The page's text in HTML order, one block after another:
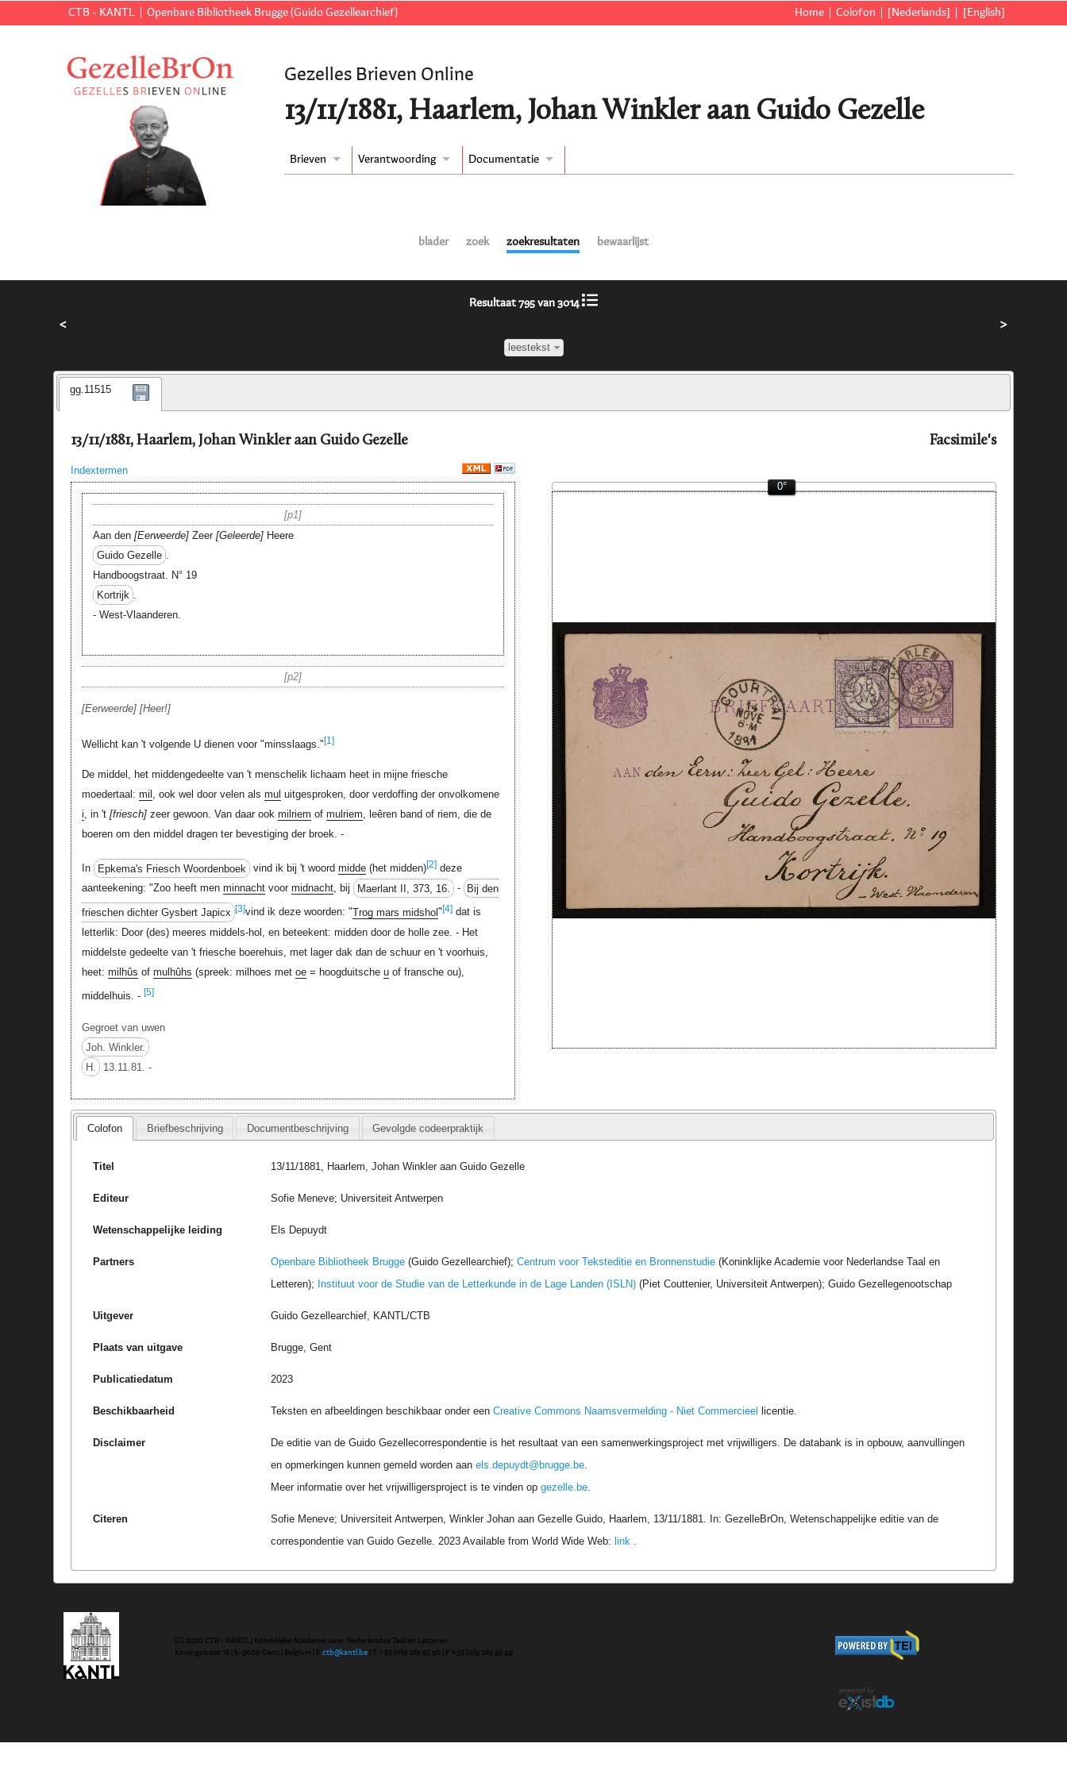
CTB - KANTL Openbare Bibliotheek Brugge (Guido Gezellearchief) Home Colofon [Nederlands] [English]
Gezelles Brieven Online
13/11/1881, Haarlem, Johan Winkler aan Guido Gezelle
Brieven Verantwoording Documentatie
blader zoek zoekresultaten bewaarlijst
<
Resultaat 795 van 3014
leestekst
>
gg.11515
13/11/1881, Haarlem, Johan Winkler aan Guido Gezelle
Indextermen
Facsimile's
p1
Aan den Eerweerde Zeer Geleerde Heere
Guido Gezelle .
Handboogstraat. N° 19
Kortrijk .
- West-Vlaanderen.
p2
Eerweerde Heer!
Wellicht kan 't volgende U dienen voor "minsslaags."[1]
De middel, het middengedeelte van 't menschelik lichaam heet in mijne friesche
moedertaal: mil , ook wel door velen als mul uitgesproken, door verdoffing der onvolkomene
i, in 't friesch zeer gewoon. Van daar ook milriem of mulriem, leêren band of riem, die de
boeren om den middel dragen ter bevestiging der broek. -
In Epkema's Friesch Woordenboek vind ik bij 't woord midde(het midden)[2]deze
aanteekening: "Zoo heeft men minnachtvoor midnacht, bij Maerlant II, 373, 16. - Bij den
frieschen dichter Gysbert Japicx [3]vind ik deze woorden: "Trog mars midshol"[4]dat is
letterlik: Door (des) meeres middels-hol, en beteekent: midden door de holle zee. - Het
middelste gedeelte van 't friesche boerehuis, met lager dak dan de schuur en 't voorhuis,
heet: milhûs of mulhûhs (spreek: milhoes met oe= hoogduitsche uof fransche ou),
middelhuis. - [5]
Gegroet van uwen
Joh. Winkler.
H. 13.11.81. -
0°
Colofon Briefbeschrijving Documentbeschrijving Gevolgde codeerpraktijk
Titel 13/11/1881, Haarlem, Johan Winkler aan Guido Gezelle
Editeur Sofie Meneve; Universiteit Antwerpen
Wetenschappelijke leiding Els Depuydt
Partners Openbare Bibliotheek Brugge (Guido Gezellearchief);Centrum voor Teksteditie en Bronnenstudie (Koninklijke Academie voor Nederlandse Taal en
Letteren); Instituut voor de Studie van de Letterkunde in de Lage Landen (ISLN) (Piet Couttenier, Universiteit Antwerpen); Guido Gezellegenootschap
Uitgever Guido Gezellearchief, KANTL/CTB
Plaats van uitgave Brugge, Gent
Publicatiedatum 2023
Beschikbaarheid Teksten en afbeeldingen beschikbaar onder eenCreative Commons Naamsvermelding - Niet Commercieel licentie.
Disclaimer
De editie van de Guido Gezellecorrespondentie is het resultaat van een samenwerkingsproject met vrijwilligers. De databank is in opbouw, aanvullingen
en opmerkingen kunnen gemeld worden aanels.depuydt@brugge.be.
Meer informatie over het vrijwilligersproject is te vinden opgezelle.be.
Citeren
Sofie Meneve; Universiteit Antwerpen, Winkler Johan aan Gezelle Guido, Haarlem, 13/11/1881. In: GezelleBrOn, Wetenschappelijke editie van de
correspondentie van Guido Gezelle. 2023 Available from World Wide Web: link .
(C) 2020 CTB - KANTL | Koninklijke Academie voor Nederlandse Taal en Letteren
Koningstraat 18 | b-9000 Gent | Belgium | Ectb@kantl.be | T +32 (0)9 265 93 50 | F +32 (0)9 265 93 49